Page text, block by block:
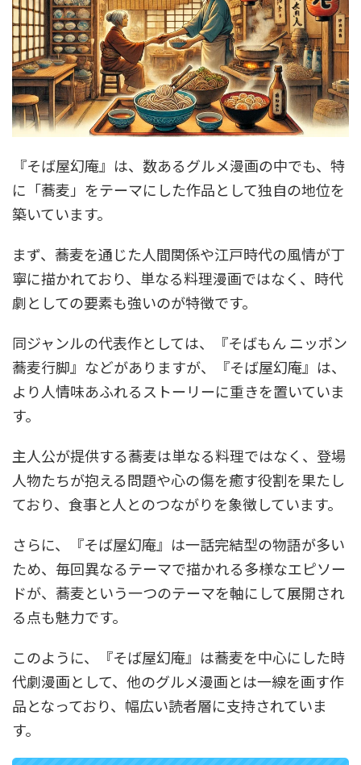
『そば屋幻庵』は、数あるグルメ漫画の中でも、特
に「蕎麦」をテーマにした作品として独自の地位を
築いています。
まず、蕎麦を通じた人間関係や江戸時代の風情が丁
寧に描かれており、単なる料理漫画ではなく、時代
劇としての要素も強いのが特徴です。
同ジャンルの代表作としては、『そばもん ニッポン
蕎麦行脚』などがありますが、『そば屋幻庵』は、
より人情味あふれるストーリーに重きを置いていま
す。
主人公が提供する蕎麦は単なる料理ではなく、登場
人物たちが抱える問題や心の傷を癒す役割を果たし
ており、食事と人とのつながりを象徴しています。
さらに、『そば屋幻庵』は一話完結型の物語が多い
ため、毎回異なるテーマで描かれる多様なエピソー
ドが、蕎麦という一つのテーマを軸にして展開され
る点も魅力です。
このように、『そば屋幻庵』は蕎麦を中心にした時
代劇漫画として、他のグルメ漫画とは一線を画す作
品となっており、幅広い読者層に支持されていま
す。